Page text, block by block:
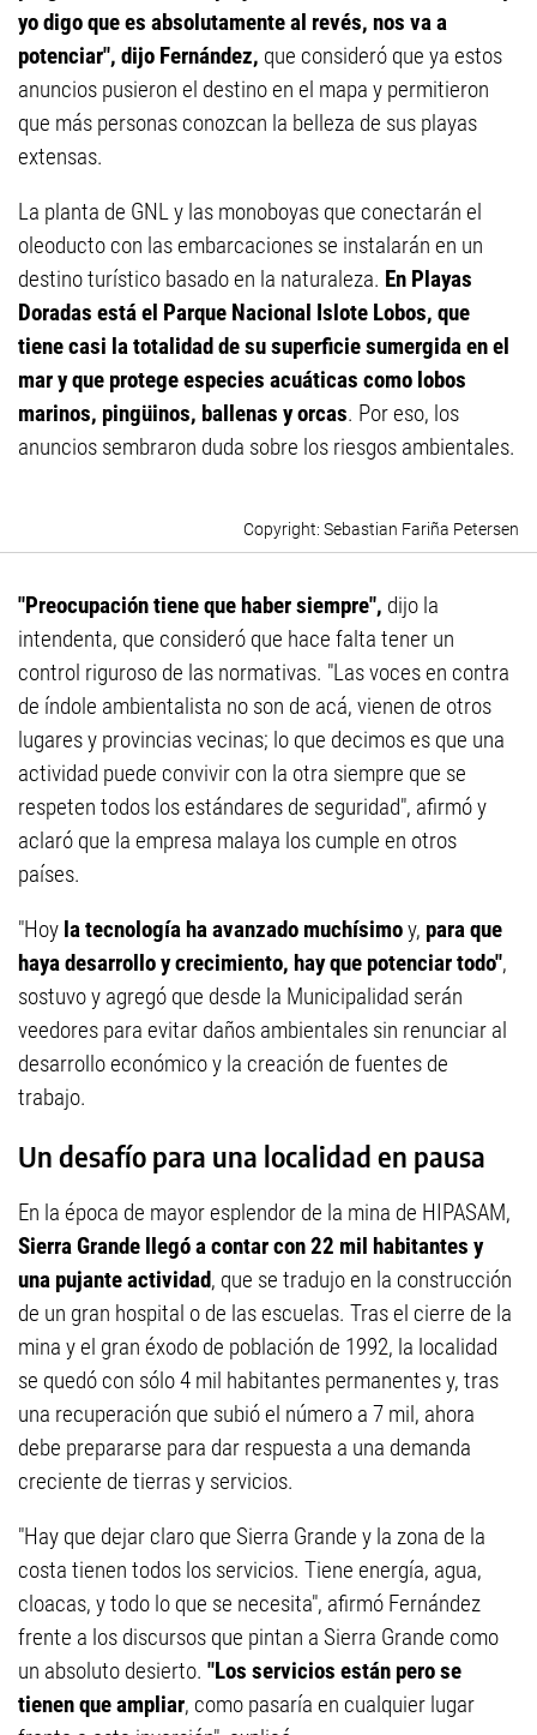
yo digo que es absolutamente al revés, nos va a
potenciar", dijo Fernández, que consideró que ya estos
anuncios pusieron el destino en el mapa y permitieron
que más personas conozcan la belleza de sus playas
extensas.
La planta de GNL y las monoboyas que conectarán el
oleoducto con las embarcaciones se instalarán en un
destino turístico basado en la naturaleza. En Playas
Doradas está el Parque Nacional Islote Lobos, que
tiene casi la totalidad de su superficie sumergida en el
mar y que protege especies acuáticas como lobos
marinos, pingüinos, ballenas y orcas. Por eso, los
anuncios sembraron duda sobre los riesgos ambientales.
Sebastian Fariña Petersen
"Preocupación tiene que haber siempre", dijo la
intendenta, que consideró que hace falta tener un
control riguroso de las normativas. "Las voces en contra
de índole ambientalista no son de acá, vienen de otros
lugares y provincias vecinas; lo que decimos es que una
actividad puede convivir con la otra siempre que se
respeten todos los estándares de seguridad", afirmó y
aclaró que la empresa malaya los cumple en otros
países.
"Hoy la tecnología ha avanzado muchísimoy, para que
haya desarrollo y crecimiento, hay que potenciar todo",
sostuvo y agregó que desde la Municipalidad serán
veedores para evitar daños ambientales sin renunciar al
desarrollo económico y la creación de fuentes de
trabajo.
Un desafío para una localidad en pausa
En la época de mayor esplendor de la mina de HIPASAM,
Sierra Grande llegó a contar con 22 mil habitantes y
una pujante actividad, que se tradujo en la construcción
de un gran hospital o de las escuelas. Tras el cierre de la
mina y el gran éxodo de población de 1992, la localidad
se quedó con sólo 4 mil habitantes permanentes y, tras
una recuperación que subió el número a 7 mil, ahora
debe prepararse para dar respuesta a una demanda
creciente de tierras y servicios.
"Hay que dejar claro que Sierra Grande y la zona de la
costa tienen todos los servicios. Tiene energía, agua,
cloacas, y todo lo que se necesita", afirmó Fernández
frente a los discursos que pintan a Sierra Grande como
un absoluto desierto. "Los servicios están pero se
tienen que ampliar, como pasaría en cualquier lugar